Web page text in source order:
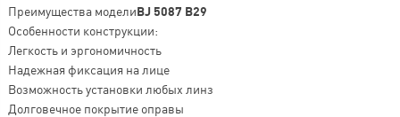
Преимущества моделиBJ 5087 B29
Особенности конструкции:
Легкость и эргономичность
Надежная фиксация на лице
Возможность установки любых линз
Долговечное покрытие оправы